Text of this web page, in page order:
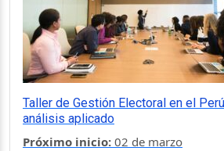
Taller de Gestión Electoral en el
análisis aplicado
Próximo inicio: 02 de marzo